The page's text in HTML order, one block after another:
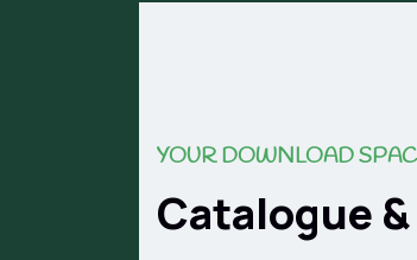
YOUR DOWNLOAD
Catalogue